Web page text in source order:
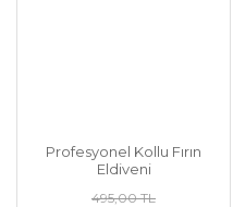
Profesyonel Kollu Fırın
Eldiveni
495,00 TL